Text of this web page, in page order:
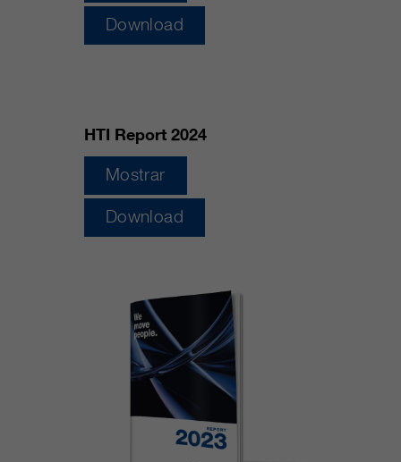
Download
HTI Report 2024
Mostrar
Download
clientes/ socios.